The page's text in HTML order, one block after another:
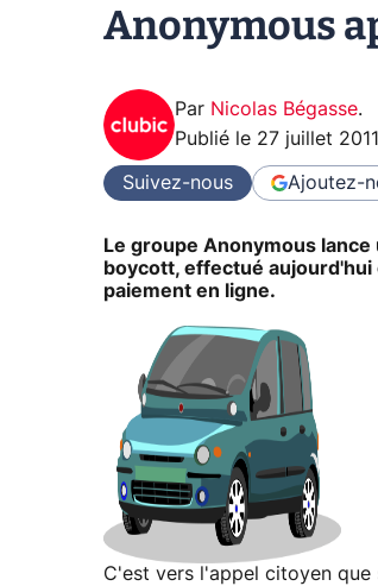
Anonymous
Par Nicolas Bégasse.
Publié le 27 juillet
Suivez-nous Ajoutez-
Le groupe Anonymous
boycott, effectué
paiement en ligne.
C'est vers l'appel citoyen que